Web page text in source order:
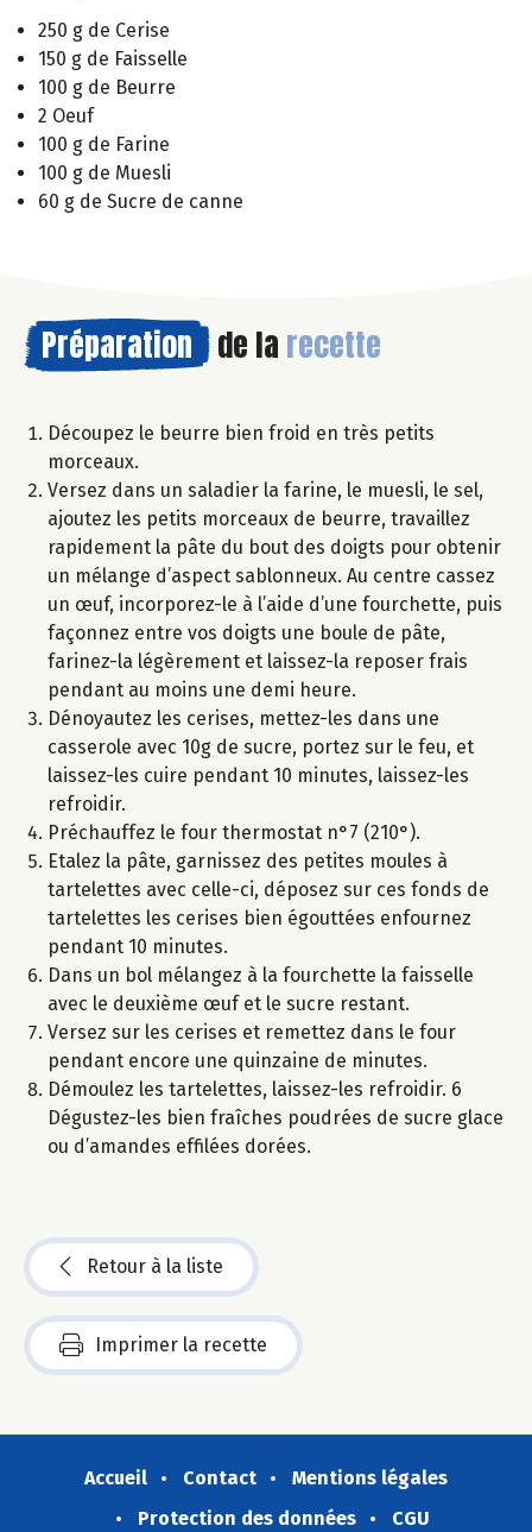
250 g de Cerise
150 g de Faisselle
100 g de Beurre
2 Oeuf
100 g de Farine
100 g de Muesli
60 g de Sucre de canne
Préparation de la recette
Découpez le beurre bien froid en très petits
morceaux.
Versez dans un saladier la farine, le muesli, le sel,
ajoutez les petits morceaux de beurre, travaillez
rapidement la pâte du bout des doigts pour obtenir
un mélange d’aspect sablonneux. Au centre cassez
un œuf, incorporez-le à l’aide d’une fourchette, puis
façonnez entre vos doigts une boule de pâte,
farinez-la légèrement et laissez-la reposer frais
pendant au moins une demi heure.
Dénoyautez les cerises, mettez-les dans une
casserole avec 10g de sucre, portez sur le feu, et
laissez-les cuire pendant 10 minutes, laissez-les
refroidir.
Préchauffez le four thermostat n°7 (210°).
Etalez la pâte, garnissez des petites moules à
tartelettes avec celle-ci, déposez sur ces fonds de
tartelettes les cerises bien égouttées enfournez
pendant 10 minutes.
Dans un bol mélangez à la fourchette la faisselle
avec le deuxième œuf et le sucre restant.
Versez sur les cerises et remettez dans le four
pendant encore une quinzaine de minutes.
Démoulez les tartelettes, laissez-les refroidir. 6
Dégustez-les bien fraîches poudrées de sucre glace
ou d’amandes effilées dorées.
Retour à la liste
Imprimer la recette
Accueil Contact
Mentions légales
Protection des données
CGU